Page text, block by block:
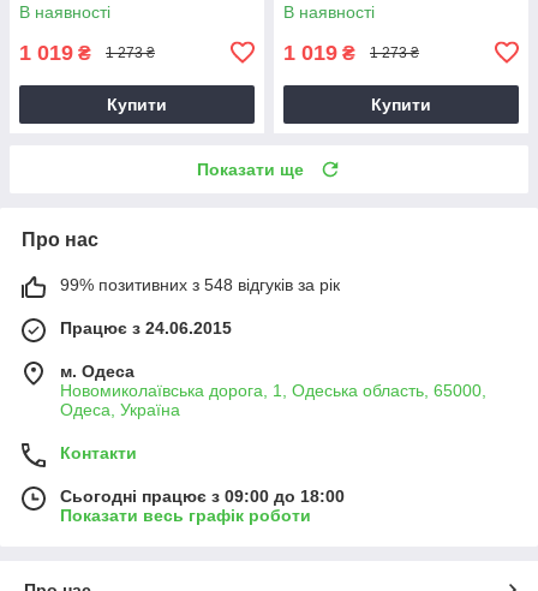
В наявності
1 019 ₴ 1 273 ₴
Купити
В наявності
1 019 ₴ 1 273 ₴
Купити
Показати ще
Про нас
99% позитивних з 548 відгуків за рік
Працює з 24.06.2015
м. Одеса
Новомиколаївська дорога, 1, Одеська область, 65000,
Одеса, Україна
Контакти
Сьогодні працює з 09:00 до 18:00
Показати весь графік роботи